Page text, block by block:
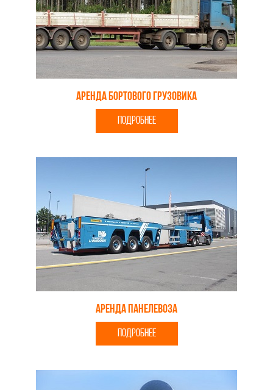
Аренда бортового грузовика
ПОДРОБНЕЕ
Аренда панелевоза
ПОДРОБНЕЕ